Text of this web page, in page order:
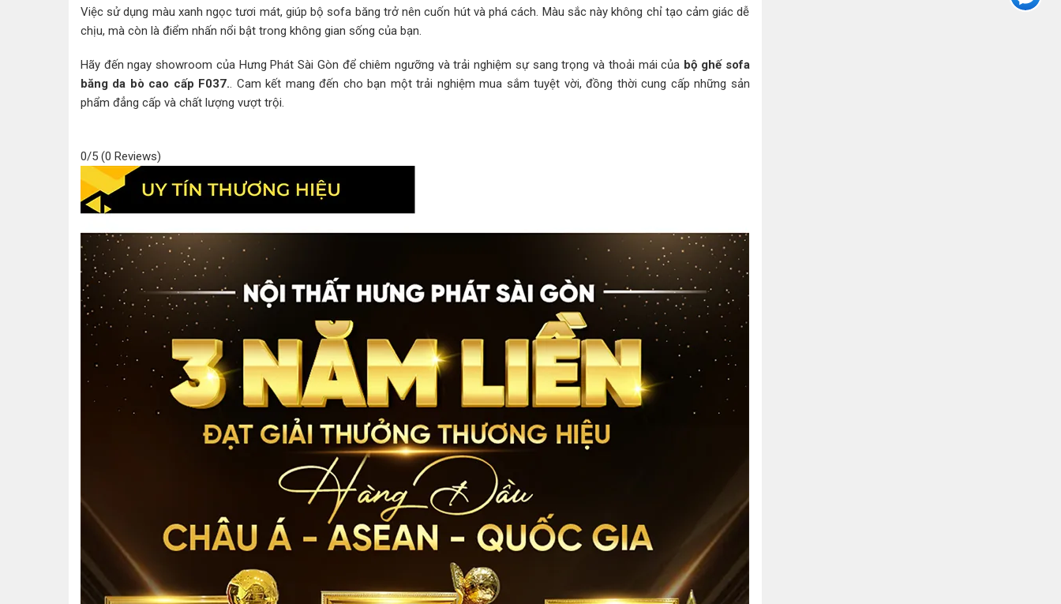
Việc sử dụng màu xanh ngọc tươi mát, giúp bộ sofa băng trở nên cuốn hút và phá cách. Màu sắc này không chỉ tạo cảm giác dễ
chịu, mà còn là điểm nhấn nổi bật trong không gian sống của bạn.
Hãy đến ngay showroom của Hưng Phát Sài Gòn để chiêm ngưỡng và trải nghiệm sự sang trọng và thoải mái của bộ ghế sofa
băng da bò cao cấp F037.. Cam kết mang đến cho bạn một trải nghiệm mua sắm tuyệt vời, đồng thời cung cấp những sản
phẩm đẳng cấp và chất lượng vượt trội.
0/5 (0 Reviews)